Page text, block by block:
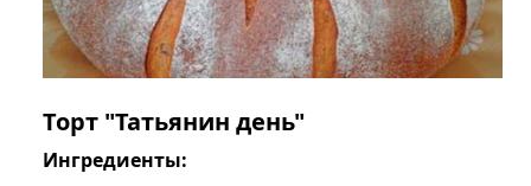
Торт "Татьянин день"
Ингредиенты: